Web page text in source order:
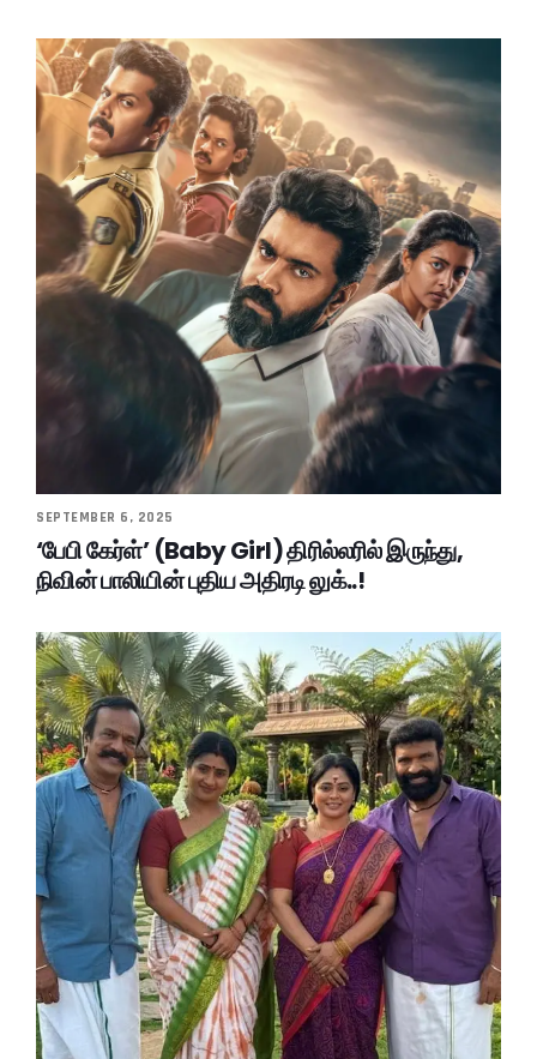
SEPTEMBER 6, 2025
‘பேபி கேர்ள்’ (Baby Girl) திரில்லரில் இருந்து,
நிவின் பாலியின் புதிய அதிரடி லுக்..!